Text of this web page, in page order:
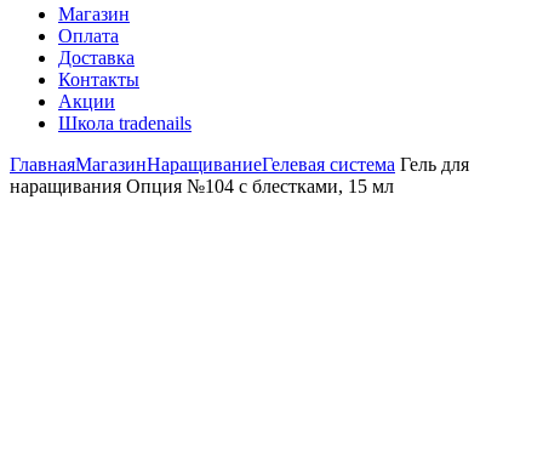
Магазин
Оплата
Доставка
Контакты
Акции
Школа tradenails
ГлавнаяМагазинНаращиваниеГелевая система Гель для
наращивания Опция №104 с блестками, 15 мл